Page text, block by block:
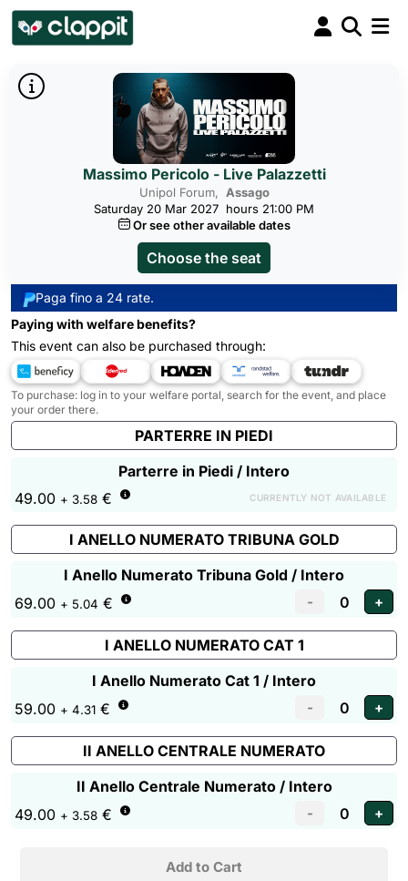
Massimo Pericolo - Live Palazzetti
Unipol Forum, Assago
Saturday 20 Mar 2027 hours 21:00 PM
Or see other available dates
Choose the seat
Paga fino a 24 rate.
Paying with welfare benefits?
This event can also be purchased through:
To purchase: log in to your welfare portal, search for the event, and place
your order there.
PARTERRE IN PIEDI
Parterre in Piedi / Intero
49.00 + 3.58 € CURRENTLY NOT AVAILABLE
I ANELLO NUMERATO TRIBUNA GOLD
I Anello Numerato Tribuna Gold / Intero
69.00 + 5.04 €
I ANELLO NUMERATO CAT 1
I Anello Numerato Cat 1 / Intero
59.00 + 4.31 €
II ANELLO CENTRALE NUMERATO
II Anello Centrale Numerato / Intero
49.00 + 3.58 €